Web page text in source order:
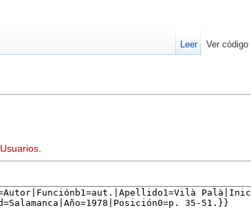
Usuarios
Leer Ver código